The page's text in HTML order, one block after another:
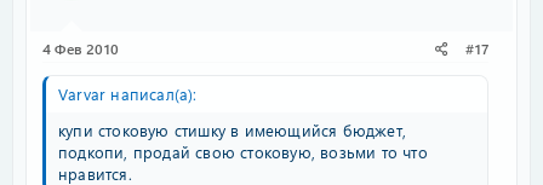
4 Фев 2010 #17
Varvar написал(а):
купи стоковую стишку в имеющийся бюджет,
подкопи, продай свою стоковую, возьми то что
нравится.